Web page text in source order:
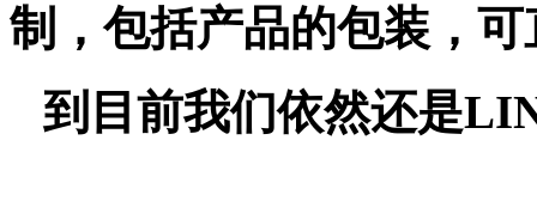
制，包括产品的包装，
到目前我们依然还是